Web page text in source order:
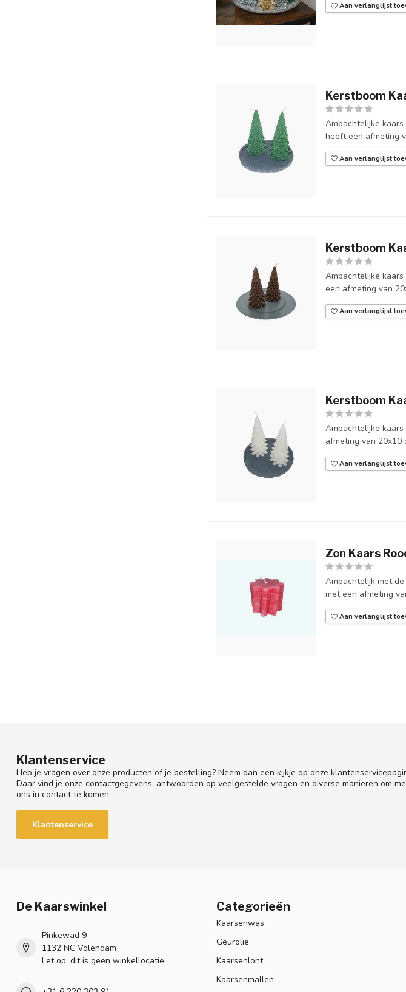
Aan verlanglijst
Kerstboom
Ambachtelijke
heeft een afmeting
Aan verlanglijst
Kerstboom
Ambachtelijke
een afmeting van
Aan verlanglijst
Kerstboom
Ambachtelijke
afmeting van 20x10
Aan verlanglijst
Zon Kaars
Ambachtelijk met
met een afmeting
Aan verlanglijst
Klantenservice
Heb je vragen over onze producten of je bestelling? Neem dan een kijkje op onze
Daar vind je onze contactgegevens, antwoorden op veelgestelde vragen en diverse manieren om
ons in contact te komen.
Klantenservice
De Kaarswinkel
Pinkewad 9
1132 NC Volendam
Let op: dit is geen winkellocatie
Categorieën
Kaarsenwas
Geurolie
Kaarsenlont
Kaarsenmallen